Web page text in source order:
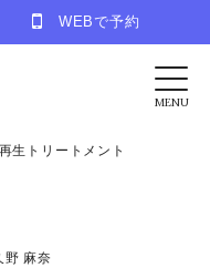
WEBで予約
戸川区の美容室 アンク
MENU
生トリートメント
野 麻奈